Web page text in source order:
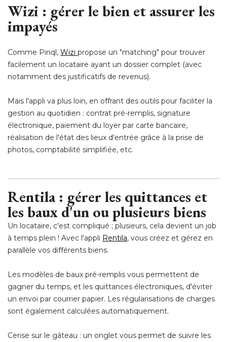
Wizi : gérer le bien et assurer les
impayés
Comme Pinql, Wizi propose un "matching" pour trouver
facilement un locataire ayant un dossier complet (avec
notamment des justificatifs de revenus).
Mais l'appli va plus loin, en offrant des outils pour faciliter la
gestion au quotidien : contrat pré-remplis, signature
électronique, paiement du loyer par carte bancaire,
réalisation de l'état des lieux d'entrée grâce à la prise de
photos, comptabilité simplifiée, etc.
Rentila : gérer les quittances et
les baux d'un ou plusieurs biens
Un locataire, c'est compliqué ; plusieurs, cela devient un job
à temps plein ! Avec l'appli Rentila, vous créez et gérez en
parallèle vos différents biens.
Les modèles de baux pré-remplis vous permettent de
gagner du temps, et les quittances électroniques, d'éviter
un envoi par courrier papier. Les régularisations de charges
sont également calculées automatiquement.
Cerise sur le gâteau : un onglet vous permet de suivre les